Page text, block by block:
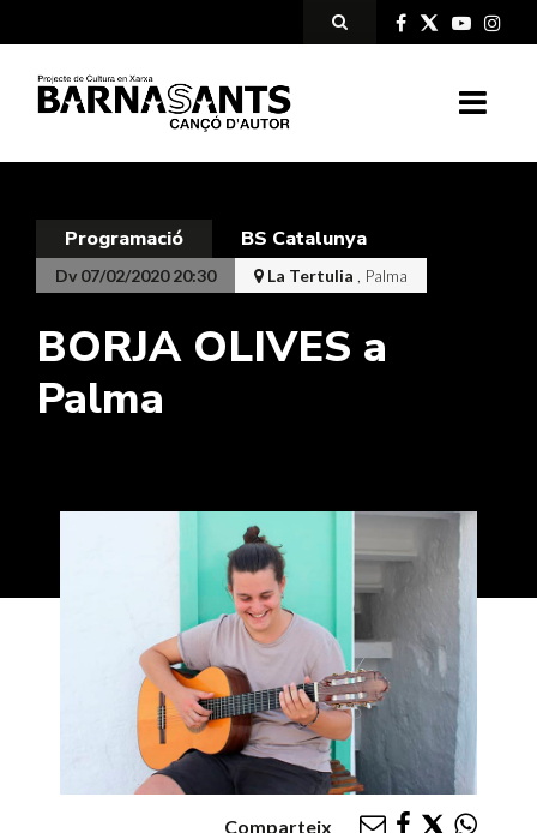
Programació BS Catalunya
Dv 07/02/2020 20:30 La Tertulia , Palma
BORJA OLIVES a
Palma
Comparteix